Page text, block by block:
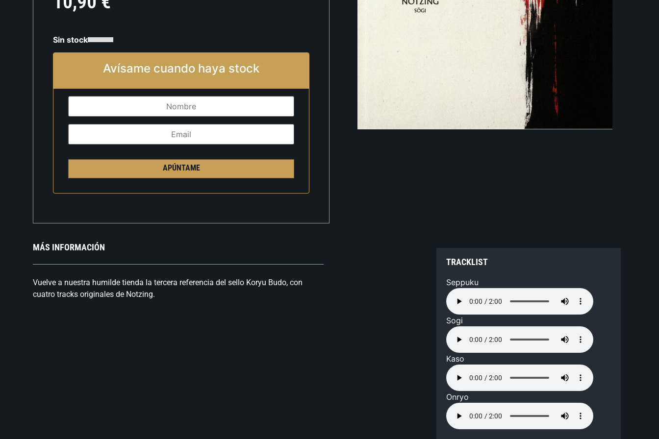
Sin stock
Avísame cuando haya stock
APÚNTAME
MÁS INFORMACIÓN
Vuelve a nuestra humilde tienda la tercera referencia del sello Koryu Budo, con
cuatro tracks originales de Notzing.
TRACKLIST
Seppuku
Sogi
Kaso
Onryo